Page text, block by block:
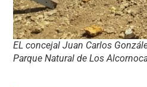
EL concejal Juan Carlos
Parque Natural de Los